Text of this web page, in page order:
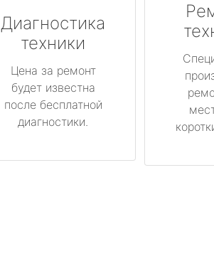
Диагностика
техники
Цена за ремонт
будет известна
после бесплатной
диагностики.